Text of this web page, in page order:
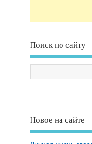
Поиск по сайту
Новое на сайте